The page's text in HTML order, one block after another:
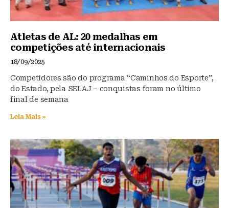
Atletas de AL: 20 medalhas em
competições até internacionais
18/09/2025
Competidores são do programa “Caminhos do Esporte”,
do Estado, pela SELAJ – conquistas foram no último
final de semana
Leia Mais »